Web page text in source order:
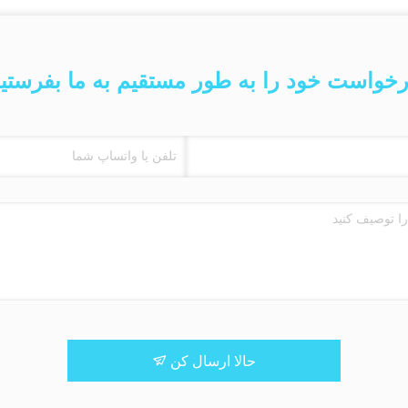
خود را به طور مستقیم به ما
حالا ارسال کن